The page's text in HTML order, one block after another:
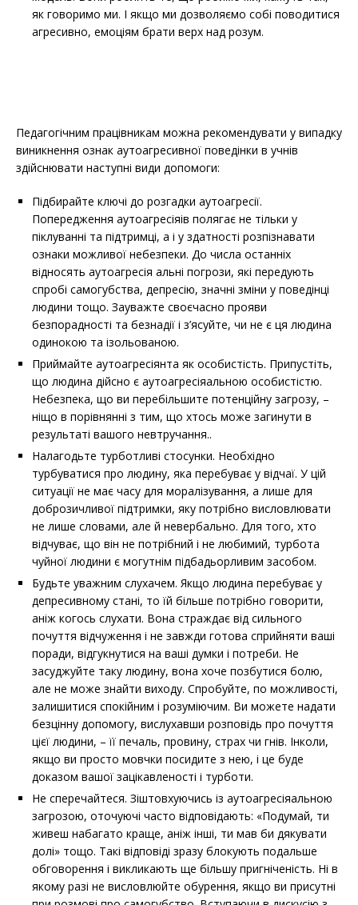
як говоримо ми. І якщо ми дозволяємо собі поводитися
агресивно, емоціям брати верх над розум.
Педагогічним працівникам можна рекомендувати у випадку
виникнення ознак аутоагресивної поведінки в учнів
здійснювати наступні види допомоги:
Підбирайте ключі до розгадки аутоагресії.
Попередження аутоагресіяів полягає не тільки у
піклуванні та підтримці, а і у здатності розпізнавати
ознаки можливої небезпеки. До числа останніх
відносять аутоагресія альні погрози, які передують
спробі самогубства, депресію, значні зміни у поведінці
людини тощо. Зауважте своєчасно прояви
безпорадності та безнадії і з’ясуйте, чи не є ця людина
одинокою та ізольованою.
Приймайте аутоагресіянта як особистість. Припустіть,
що людина дійсно є аутоагресіяальною особистістю.
Небезпека, що ви перебільшите потенційну загрозу, –
ніщо в порівнянні з тим, що хтось може загинути в
результаті вашого невтручання..
Налагодьте турботливі стосунки. Необхідно
турбуватися про людину, яка перебуває у відчаї. У цій
ситуації не має часу для моралізування, а лише для
доброзичливої підтримки, яку потрібно висловлювати
не лише словами, але й невербально. Для того, хто
відчуває, що він не потрібний і не любимий, турбота
чуйної людини є могутнім підбадьорливим засобом.
Будьте уважним слухачем. Якщо людина перебуває у
депресивному стані, то їй більше потрібно говорити,
аніж когось слухати. Вона страждає від сильного
почуття відчуження і не завжди готова сприйняти ваші
поради, відгукнутися на ваші думки і потреби. Не
засуджуйте таку людину, вона хоче позбутися болю,
але не може знайти виходу. Спробуйте, по можливості,
залишитися спокійним і розуміючим. Ви можете надати
безцінну допомогу, вислухавши розповідь про почуття
цієї людини, – її печаль, провину, страх чи гнів. Інколи,
якщо ви просто мовчки посидите з нею, і це буде
доказом вашої зацікавленості і турботи.
Не сперечайтеся. Зіштовхуючись із аутоагресіяальною
загрозою, оточуючі часто відповідають: «Подумай, ти
живеш набагато краще, аніж інші, ти мав би дякувати
долі» тощо. Такі відповіді зразу блокують подальше
обговорення і викликають ще більшу пригніченість. Ні в
якому разі не висловлюйте обурення, якщо ви присутні